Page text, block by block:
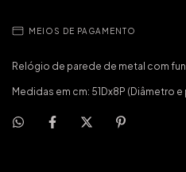
MEIOS DE PAGAMENTO
Relógio de parede de metal com
Medidas em cm: 51Dx8P (Diâmetro